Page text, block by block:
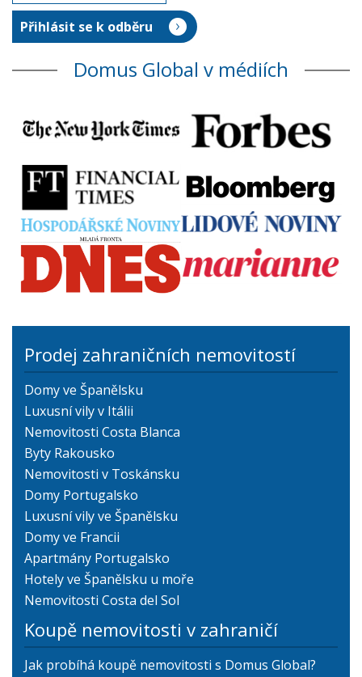
Domus Global v médiích
Prodej zahraničních nemovitostí
Domy ve Španělsku
Luxusní vily v Itálii
Nemovitosti Costa Blanca
Byty Rakousko
Nemovitosti v Toskánsku
Domy Portugalsko
Luxusní vily ve Španělsku
Domy ve Francii
Apartmány Portugalsko
Hotely ve Španělsku u moře
Nemovitosti Costa del Sol
Koupě nemovitosti v zahraničí
Jak probíhá koupě nemovitosti s Domus Global?